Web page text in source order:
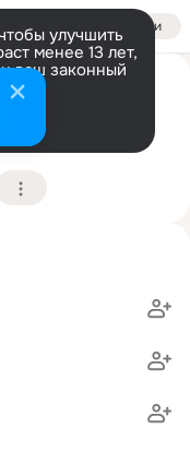
Войти
улучшить
менее 13 лет,
ваш законный
Петербургский
Подробнее